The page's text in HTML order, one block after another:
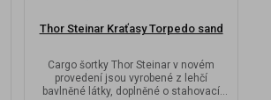
Thor Steinar Kraťasy Torpedo sand
Cargo šortky Thor Steinar v novém
provedení jsou vyrobené z lehčí
bavlněné látky, doplněné o stahovací